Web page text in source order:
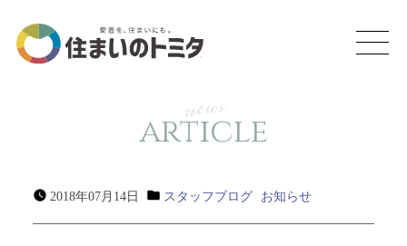
news
article
2018年07月14日 スタッフブログ お知らせ